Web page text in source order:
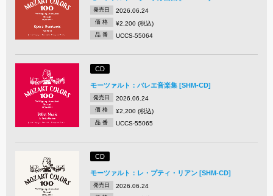
発売日 2026.06.24
価 格 ¥2,200 (税込)
品 番 UCCS-55064
CD
モーツァルト：バレエ音楽集 [SHM-CD]
発売日 2026.06.24
価 格 ¥2,200 (税込)
品 番 UCCS-55065
CD
モーツァルト：レ・プティ・リアン [SHM-CD]
発売日 2026.06.24